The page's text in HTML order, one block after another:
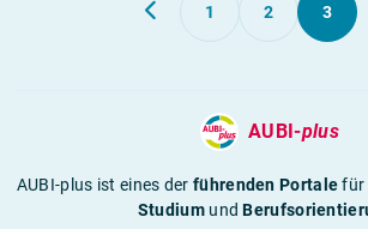
1 2 3
AUBI-plus
AUBI-plus ist eines derführenden Portalefür
Studiumund